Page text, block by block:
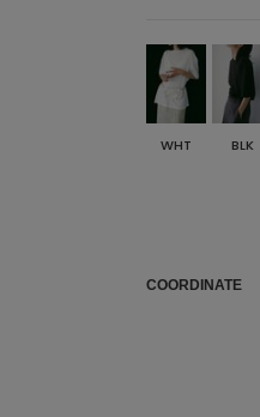
WHT BLK
COORDINATE